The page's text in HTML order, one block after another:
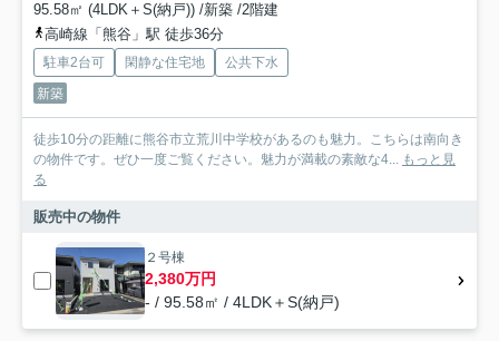
95.58㎡ (4LDK＋S(納戸)) /新築 /2階建
高崎線「熊谷」駅 徒歩36分
駐車2台可 閑静な住宅地
公共下水
新築
徒歩10分の距離に熊谷市立荒川中学校があるのも魅力。こちらは南向き
の物件です。ぜひ一度ご覧ください。魅力が満載の素敵な4... もっと見
る
販売中の物件
２号棟
2,380万円
- / 95.58㎡ / 4LDK＋S(納戸)